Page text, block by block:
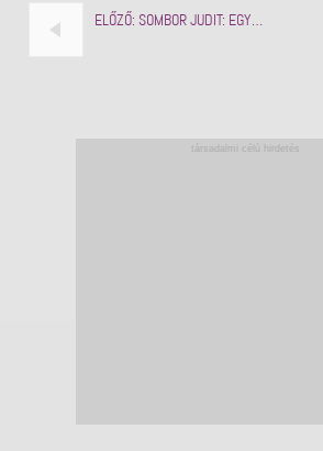
ELŐZŐ: SOMBOR JUDIT: EGY…
társadalmi célú hirdetés